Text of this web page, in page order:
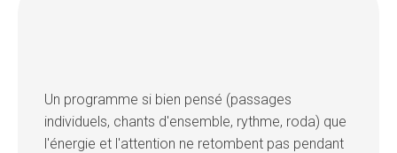
Un programme si bien pensé (passages
individuels, chants d'ensemble, rythme, roda) que
l'énergie et l'attention ne retombent pas pendant